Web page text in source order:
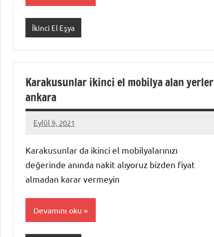
İkinci El Eşya
Karakusunlar ikinci el mobilya alan yerler
ankara
Eylül 9, 2021
Mustafa
Karakusunlar da ikinci el mobilyalarınızı
değerinde anında nakit alıyoruz bizden fiyat
almadan karar vermeyin
Devamını oku